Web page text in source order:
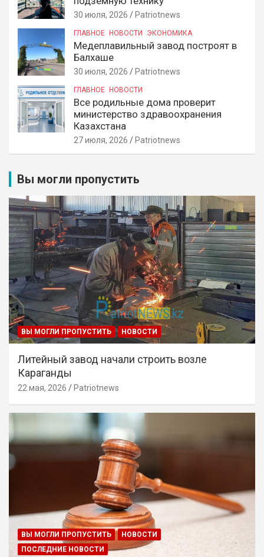
30 июля, 2026 Patriotnews
ГЛАВНОЕ НОВОСТИ ЭКОНОМИКА
Медеплавильный завод построят в
Балхаше
30 июля, 2026 Patriotnews
ГЛАВНОЕ НОВОСТИ
Все родильные дома проверит
министерство здравоохранения
Казахстана
27 июля, 2026 Patriotnews
Вы могли пропустить
ВЫ МОГЛИ ПРОПУСТИТЬ НОВОСТИ
Литейный завод начали строить возле
Караганды
22 мая, 2026 Patriotnews
ВЫ МОГЛИ ПРОПУСТИТЬ
НОВОСТИ
ПОСЛЕДНИЕ НОВОСТИ